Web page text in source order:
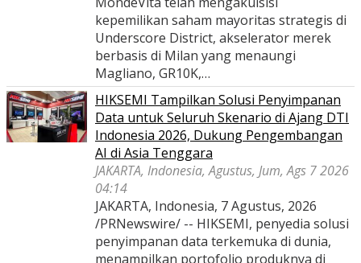
kepemilikan saham mayoritas strategis di
Underscore District, akselerator merek
berbasis di Milan yang menaungi
Magliano, GR10K,…
HIKSEMI Tampilkan Solusi Penyimpanan
Data untuk Seluruh Skenario di Ajang DTI
Indonesia 2026, Dukung Pengembangan
AI di Asia Tenggara
JAKARTA, Indonesia, Agustus, Jum, Ags 7 2026
04:14
JAKARTA, Indonesia, 7 Agustus, 2026
/PRNewswire/ -- HIKSEMI, penyedia solusi
penyimpanan data terkemuka di dunia,
menampilkan portofolio produknya di